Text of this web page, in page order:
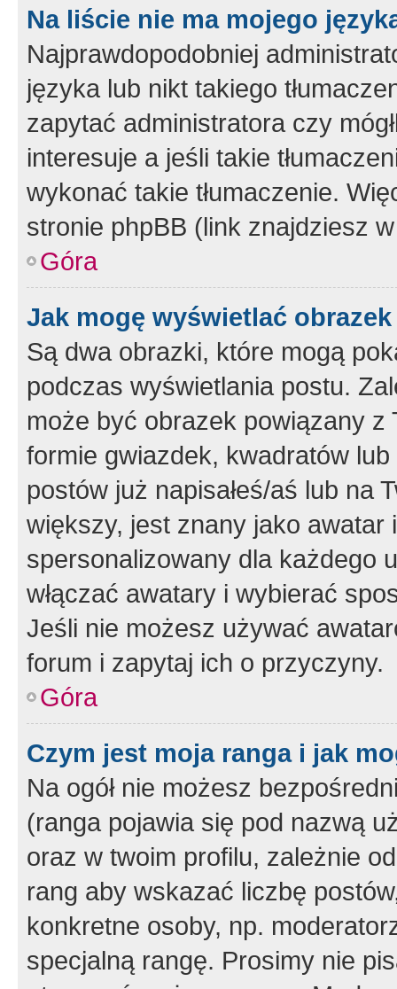
Na liście nie ma mojego
Najprawdopodobniej
języka lub nikt takiego
zapytać administratora czy
interesuje a jeśli takie
wykonać takie tłumaczenie.
stronie phpBB (link znajdziesz
Góra
Jak mogę wyświetlać
Są dwa obrazki, które mogą
podczas wyświetlania postu.
może być obrazek powiązany z
formie gwiazdek, kwadratów
postów już napisałeś/aś lub na
większy, jest znany jako
spersonalizowany dla każdego
włączać awatary i wybierać
Jeśli nie możesz używać
forum i zapytaj ich o przyczyny.
Góra
Czym jest moja ranga i jak
Na ogół nie możesz
(ranga pojawia się pod nazwą
oraz w twoim profilu, zależnie
rang aby wskazać liczbę
konkretne osoby, np.
specjalną rangę. Prosimy nie